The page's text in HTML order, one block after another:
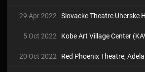
29 Apr 2022 Slovacke Theatre Uherske
5 Oct 2022 Kobe Art Village Center
20 Oct 2022 Red Phoenix Theatre,